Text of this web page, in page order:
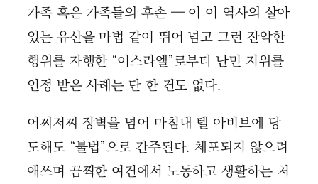
가족 혹은 가족들의 후손 — 이 이 역사의 살아
있는 유산을 마법 같이 뛰어 넘고 그런 잔악한
행위를 자행한 “이스라엘”로부터 난민 지위를
인정 받은 사례는 단 한 건도 없다.
어찌저찌 장벽을 넘어 마침내 텔 아비브에 당
도해도 “불법”으로 간주된다. 체포되지 않으려
애쓰며 끔찍한 여건에서 노동하고 생활하는 처